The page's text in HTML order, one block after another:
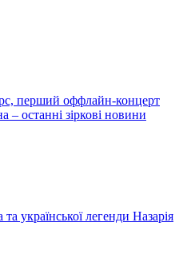
перший оффлайн-концерт
– останні зіркові новини
української легенди Назарія